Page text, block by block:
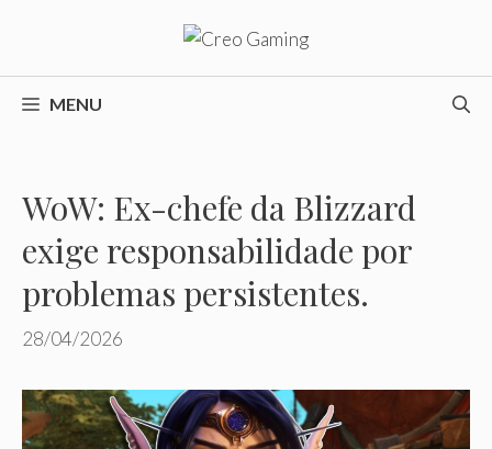
o
conteúdoMENU
WoW: Ex-chefe da Blizzard
exige responsabilidade por
problemas persistentes.
28/04/2026